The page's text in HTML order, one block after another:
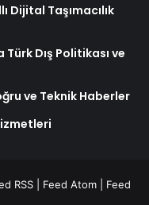
Dijital Taşımacılık
Dış Politikası ve
ve Teknik Haberler
RSS Feed Atom
Feed